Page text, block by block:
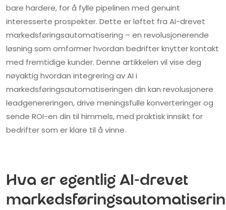
bare hardere, for å fylle pipelinen med genuint
interesserte prospekter. Dette er løftet fra AI-drevet
markedsføringsautomatisering – en revolusjonerende
løsning som omformer hvordan bedrifter knytter kontakt
med fremtidige kunder. Denne artikkelen vil vise deg
nøyaktig hvordan integrering av AI i
markedsføringsautomatiseringen din kan revolusjonere
leadgenereringen, drive meningsfulle konverteringer og
sende ROI-en din til himmels, med praktisk innsikt for
bedrifter som er klare til å vinne.
Hva er egentlig AI-drevet